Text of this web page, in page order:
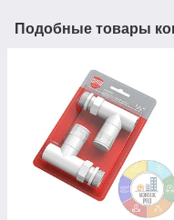
Подобные товары